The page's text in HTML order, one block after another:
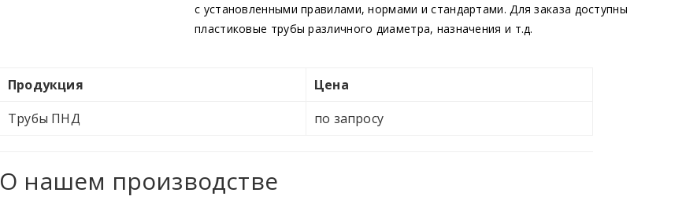
с установленными правилами, нормами и стандартами. Для заказа доступны
пластиковые трубы различного диаметра, назначения и т.д.
Продукция
Цена
Трубы ПНД
по запросу
О нашем производстве